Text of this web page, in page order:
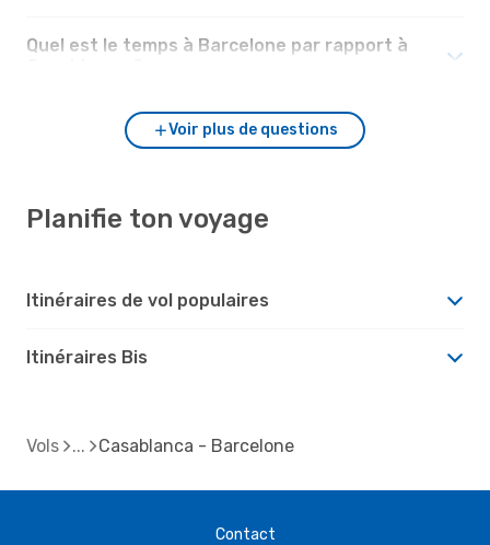
Quel est le temps à Barcelone par rapport à
Voir plus de questions
Planifie ton voyage
Itinéraires de vol populaires
Itinéraires Bis
Vols Casablanca - Barcelone
Contact